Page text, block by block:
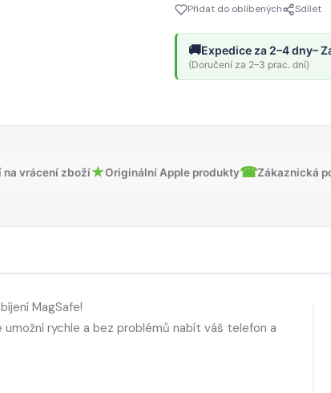
Přidat do oblíbených Sdílet
🚚Expedice za 2–4 dny–
(Doručení za 2–3 prac. dní)
na vrácení zboží★Originální Apple produkty☎Zákaznická
MagSafe!
rychle a bez problémů nabít váš telefon a